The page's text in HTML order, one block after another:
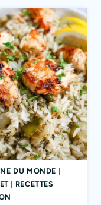
DU MONDE
| RECETTES